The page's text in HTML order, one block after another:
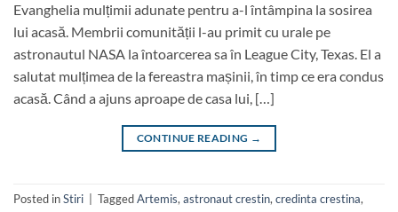
Evanghelia mulțimii adunate pentru a-l întâmpina la sosirea
lui acasă. Membrii comunității l-au primit cu urale pe
astronautul NASA la întoarcerea sa în League City, Texas. El a
salutat mulțimea de la fereastra mașinii, în timp ce era condus
acasă. Când a ajuns aproape de casa lui, […]
CONTINUE READING →
Posted inStiri TaggedArtemis, astronaut crestin, credinta crestina,